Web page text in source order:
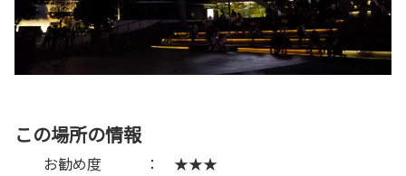
この場所の情報
お勧め度 ： ★★★